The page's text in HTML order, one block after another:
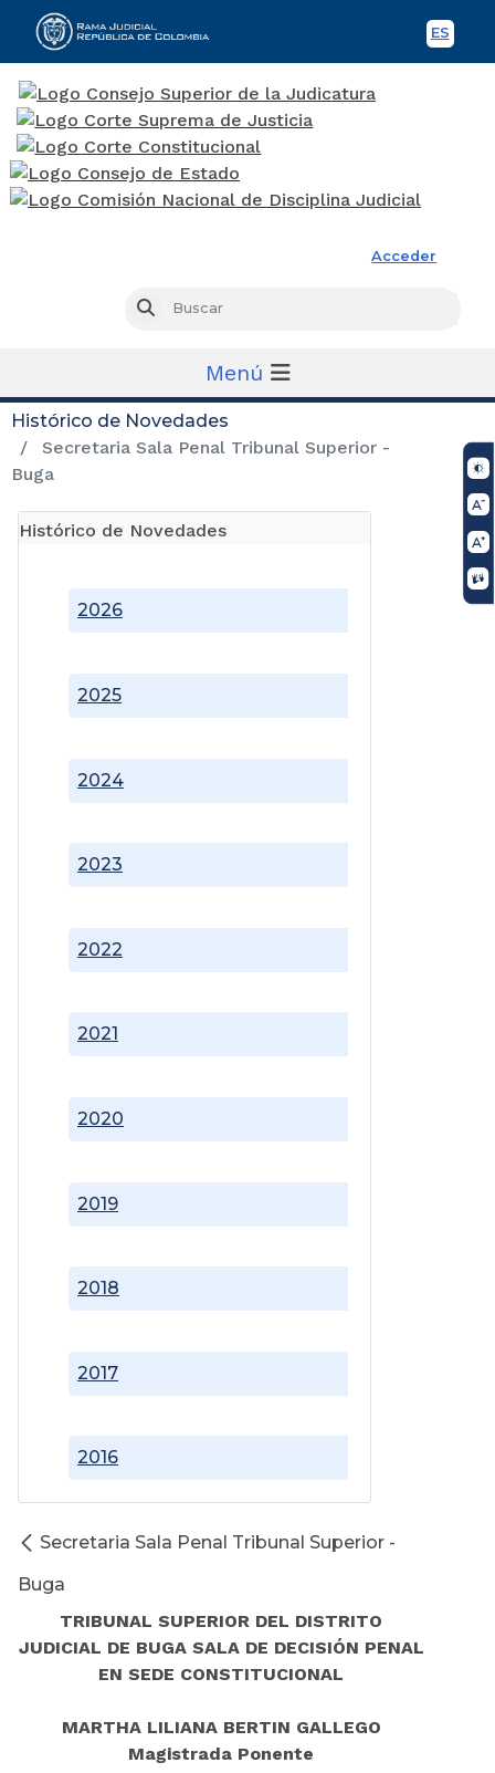
ES
Acceder
Buscar
Menú
Histórico de Novedades
Secretaria Sala Penal Tribunal Superior -
Buga
Histórico de Novedades
2016
2017
2018
2019
2020
2021
2022
2023
2024
2025
2026
Secretaria Sala Penal Tribunal Superior -
Buga
TRIBUNAL SUPERIOR DEL DISTRITO
JUDICIAL DE BUGA SALA DE DECISIÓN PENAL
EN SEDE CONSTITUCIONAL
MARTHA LILIANA BERTIN GALLEGO
Magistrada Ponente